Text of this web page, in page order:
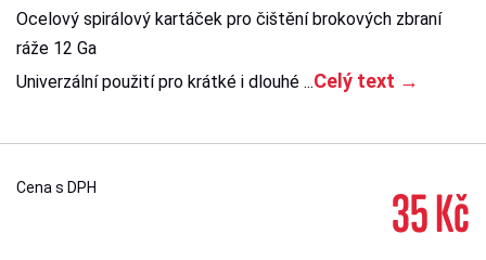
Ocelový spirálový kartáček pro čištění brokových zbraní
ráže 12 Ga
Univerzální použití pro krátké i dlouhé ...Celý text →
Cena s DPH 35 Kč